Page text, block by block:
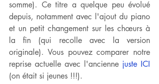
somme). Ce titre a quelque peu évolué
depuis, notamment avec l'ajout du piano
et un petit changement sur les chœurs à
la fin (qui recolle avec la version
originale). Vous pouvez comparer notre
reprise actuelle avec l'ancienne juste ICI
(on était si jeunes !!!).